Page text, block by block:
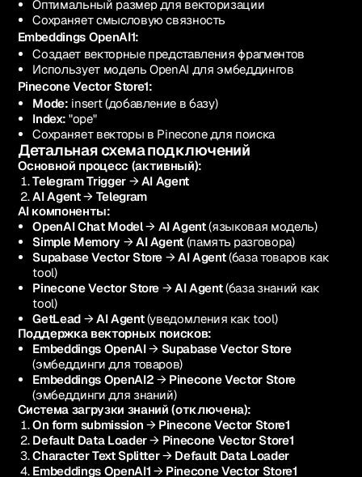
Оптимальный размер для векторизации
Сохраняет смысловую связность
Embeddings OpenAI1:
Создает векторные представления фрагментов
Использует модель OpenAI для эмбеддингов
Pinecone Vector Store1:
Mode: insert (добавление в базу)
Index: "ope"
Сохраняет векторы в Pinecone для поиска
Детальная схема подключений
Основной процесс (активный):
Telegram Trigger→AI Agent
AI Agent→ Telegram
AI компоненты:
OpenAI Chat Model→ AI Agent(языковая модель)
Simple Memory →AI Agent (память разговора)
Supabase Vector Store →AI Agent(база товаров как
tool)
Pinecone Vector Store →AI Agent(база знаний как
tool)
GetLead→AI Agent(уведомления как tool)
Поддержка векторных поисков:
Embeddings OpenAI→ Supabase Vector Store
(эмбеддинги для товаров)
Embeddings OpenAI2 → Pinecone Vector Store
(эмбеддинги для знаний)
Система загрузки знаний (отключена):
On form submission → Pinecone Vector Store1
Default Data Loader→ Pinecone Vector Store1
Character Text Splitter→ Default Data Loader
Embeddings OpenAI1 → Pinecone Vector Store1